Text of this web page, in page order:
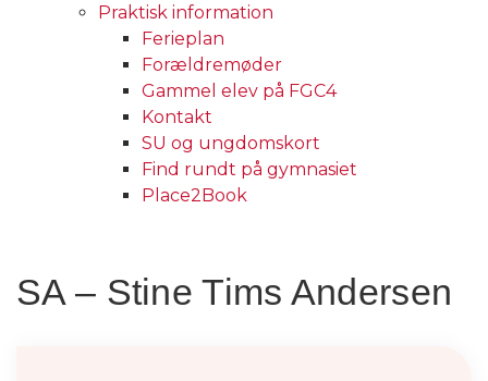
Praktisk information
Ferieplan
Forældremøder
Gammel elev på FGC4
Kontakt
SU og ungdomskort
Find rundt på gymnasiet
Place2Book
SA – Stine Tims Andersen